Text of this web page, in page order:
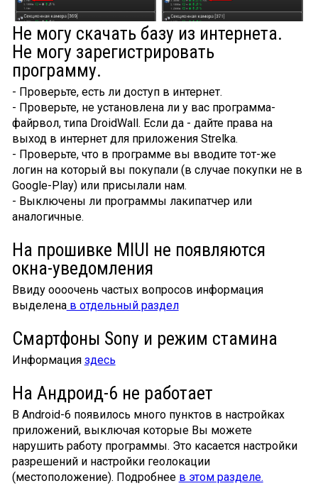
Не могу скачать базу из интернета.
Не могу зарегистрировать
программу.
- Проверьте, есть ли доступ в интернет.
- Проверьте, не установлена ли у вас программа-
файрвол, типа DroidWall. Если да - дайте права на
выход в интернет для приложения Strelka.
- Проверьте, что в программе вы вводите тот-же
логин на который вы покупали (в случае покупки не в
Google-Play) или присылали нам.
- Выключены ли программы лакипатчер или
аналогичные.
На прошивке MIUI не появляются
окна-уведомления
Ввиду оооочень частых вопросов информация
выделенав отдельный раздел
Смартфоны Sony и режим стамина
Информация здесь
На Андроид-6 не работает
В Android-6 появилось много пунктов в настройках
приложений, выключая которые Вы можете
нарушить работу программы. Это касается настройки
разрешений и настройки геолокации
(местоположение). Подробнее в этом разделе.